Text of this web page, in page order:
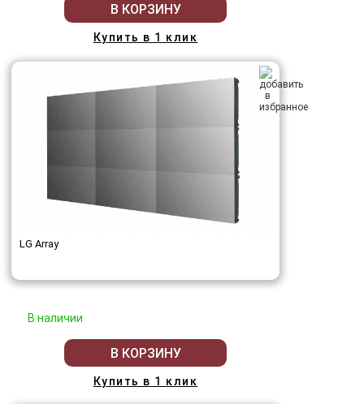
В КОРЗИНУ
Купить в 1 клик
LG Array
В наличии
В КОРЗИНУ
Купить в 1 клик